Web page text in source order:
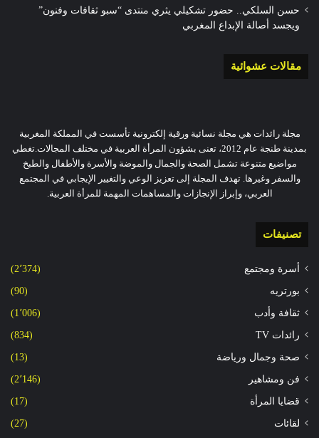
حسن السلكي.. حضور تشكيلي يثري منتدى “سبو ثقافات وفنون”
ويجسد أصالة الإبداع المغربي
مقالات عشوائية
مجلة رائدات هي مجلة نسائية ورقية إلكترونية تأسست في المملكة المغربية
بمدينة طنجة عام 2012، تعنى بشؤون المرأة العربية في مختلف المجالات.تغطي
مواضيع متنوعة تشمل الصحة والجمال والموضة والأسرة والأطفال والطبخ
والسفر وغيرها. تهدف المجلة إلى تعزيز الوعي والتغيير الإيجابي في المجتمع
العربي، وإبراز الإنجازات والمساهمات المهمة للمرأة العربية.
تصنيفات
أسرة ومجتمع (2٬374)
بورتريه (90)
ثقافة وأدب (1٬006)
رائدات TV (834)
صحة وجمال ورياضة (13)
فن ومشاهير (2٬146)
قضايا المرأة (17)
لقائات (27)